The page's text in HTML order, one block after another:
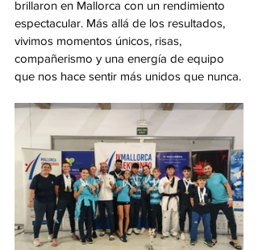
brillaron en Mallorca con un rendimiento
espectacular. Más allá de los resultados,
vivimos momentos únicos, risas,
compañerismo y una energía de equipo
que nos hace sentir más unidos que nunca.